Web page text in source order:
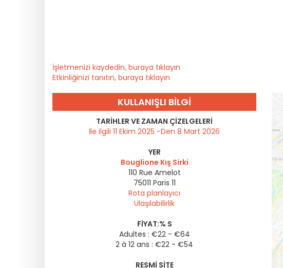
İşletmenizi kaydedin, buraya tıklayın
Etkinliğinizi tanıtın, buraya tıklayın
KULLANIŞLI BILGI
TARIHLER VE ZAMAN ÇIZELGELERI
İle ilgili 11 Ekim 2025 -Den 8 Mart 2026
YER
Bouglione Kış Sirki
110 Rue Amelot
75011 Paris 11
Rota planlayıcı
Ulaşılabilirlik
FIYAT:% S
Adultes : €22 - €64
2 à 12 ans : €22 - €54
RESMI SITE